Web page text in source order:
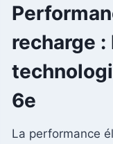
recharge
6e
La performance